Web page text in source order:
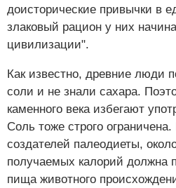
доисторические привычки в
злаковый рацион у них
цивилизации".
Как известно, древние люди
соли и не знали сахара.
каменного века избегают
Соль тоже строго
создателей палеодиеты,
получаемых калорий должна
пища животного